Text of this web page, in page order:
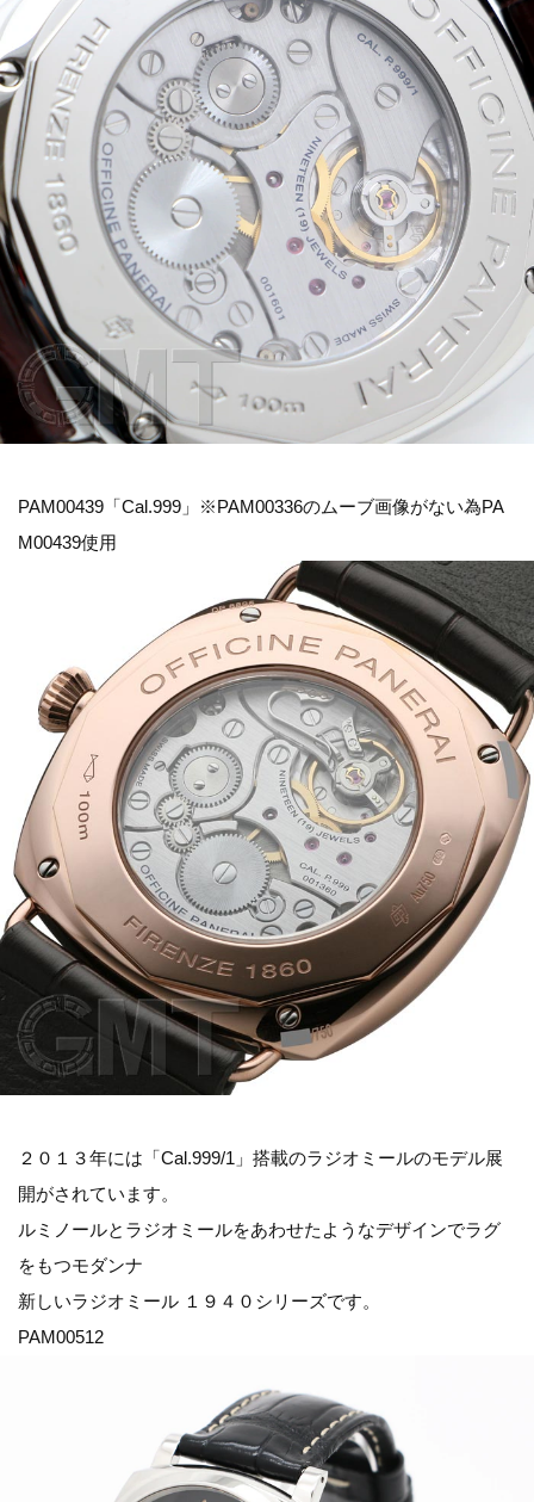
PAM00439「Cal.999」※PAM00336のムーブ画像がない為PA
M00439使用
２０１３年には「Cal.999/1」搭載のラジオミールのモデル展
開がされています。
ルミノールとラジオミールをあわせたようなデザインでラグ
をもつモダンナ
新しいラジオミール １９４０シリーズです。
PAM00512